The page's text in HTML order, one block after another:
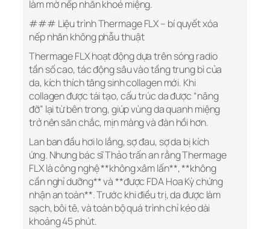
làm mờ nếp nhăn khoé miệng.
### Liệu trình Thermage FLX – bí quyết xóa
nếp nhăn không phẫu thuật
Thermage FLX hoạt động dựa trên sóng radio
tần số cao, tác động sâu vào tầng trung bì của
da, kích thích tăng sinh collagen mới. Khi
collagen được tái tạo, cấu trúc da được “nâng
đỡ” lại từ bên trong, giúp vùng da quanh miệng
trở nên săn chắc, mịn màng và đàn hồi hơn.
Lan ban đầu hơi lo lắng, sợ đau, sợ da bị kích
ứng. Nhưng bác sĩ Thảo trấn an rằng Thermage
FLX là công nghệ **không xâm lấn**, **không
cần nghỉ dưỡng** và **được FDA Hoa Kỳ chứng
nhận an toàn**. Trước khi điều trị, da được làm
sạch, bôi tê, và toàn bộ quá trình chỉ kéo dài
khoảng 45 phút.